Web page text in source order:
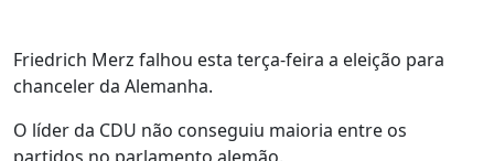
Friedrich Merz falhou esta terça-feira a eleição para
chanceler da Alemanha.
O líder da CDU não conseguiu maioria entre os